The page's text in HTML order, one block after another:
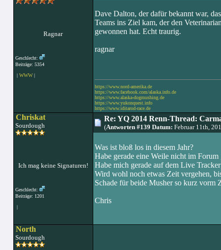
Ragnar
Geschlecht:
Beiträge: 5354
| WWW|
Dave Dalton, der dafür bekannt war,
Teams ins Ziel kam, der den
gewonnen hat. Echt traurig.
ragnar
https://www.nord-amerika.de
https://www.facebook.com/alaska.info.de
https://www.alaska-dogmushing.de
https://www.yukonquest.info
https://www.iditarod-race.de
Chriskat
Sourdough
Ich mag keine Signaturen!
Geschlecht:
Beiträge: 1201
|
Re: YQ 2014 Renn-Thread:
(Antworten #139 Datum: Februar 11th,
Was ist bloß los in diesem Jahr?
Habe gerade eine Weile nicht im Forum
Habe mich gerade auf dem Live
Wird wohl noch etwas Zeit vergehen,
Schade für beide Musher so kurz vorm
Chris
North
Sourdough